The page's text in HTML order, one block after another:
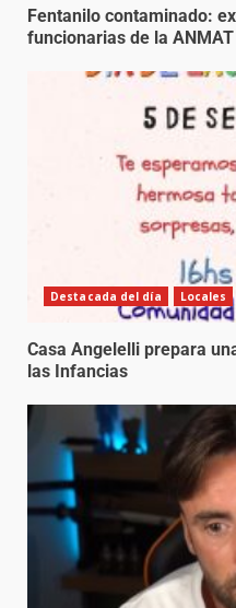
Fentanilo contaminado:
funcionarias de la
Destacada del día Locales
Casa Angelelli prepara
las Infancias